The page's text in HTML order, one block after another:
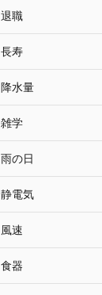
退職
長寿
降水量
雑学
雨の日
静電気
風速
食器